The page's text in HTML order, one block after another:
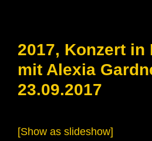
2017, Konzert in
mit Alexia
23.09.2017
[Show as slideshow]